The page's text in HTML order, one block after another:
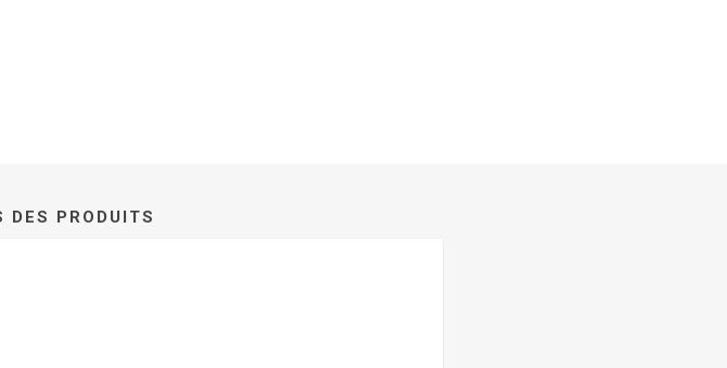
DES PRODUITS